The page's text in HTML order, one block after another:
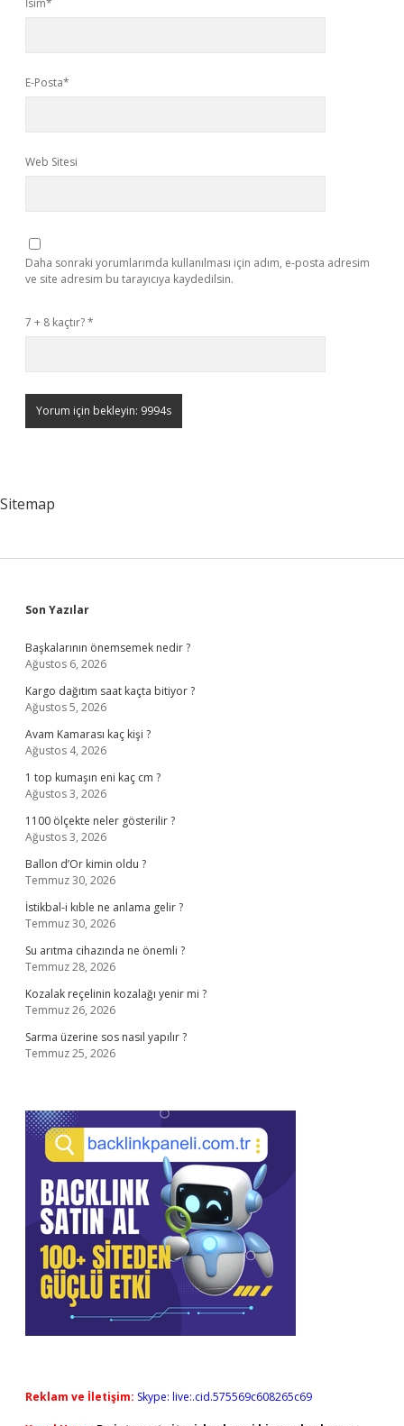
İsim*
E-Posta*
Web Sitesi
Daha sonraki yorumlarımda kullanılması için adım, e-posta adresim
ve site adresim bu tarayıcıya kaydedilsin.
7 + 8 kaçtır?*
Sitemap
Sidebar
Son Yazılar
Başkalarının önemsemek nedir ?
Ağustos 6, 2026
Kargo dağıtım saat kaçta bitiyor ?
Ağustos 5, 2026
Avam Kamarası kaç kişi ?
Ağustos 4, 2026
1 top kumaşın eni kaç cm ?
Ağustos 3, 2026
1100 ölçekte neler gösterilir ?
Ağustos 3, 2026
Ballon d’Or kimin oldu ?
Temmuz 30, 2026
İstikbal-i kıble ne anlama gelir ?
Temmuz 30, 2026
Su arıtma cihazında ne önemli ?
Temmuz 28, 2026
Kozalak reçelinin kozalağı yenir mi ?
Temmuz 26, 2026
Sarma üzerine sos nasıl yapılır ?
Temmuz 25, 2026
Reklam ve İletişim: Skype: live:.cid.575569c608265c69